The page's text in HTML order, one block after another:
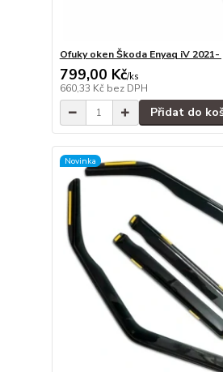
Ofuky oken Škoda Enyaq iV
799,00 Kč/ks
660,33 Kč bez DPH
Přidat do
Novinka